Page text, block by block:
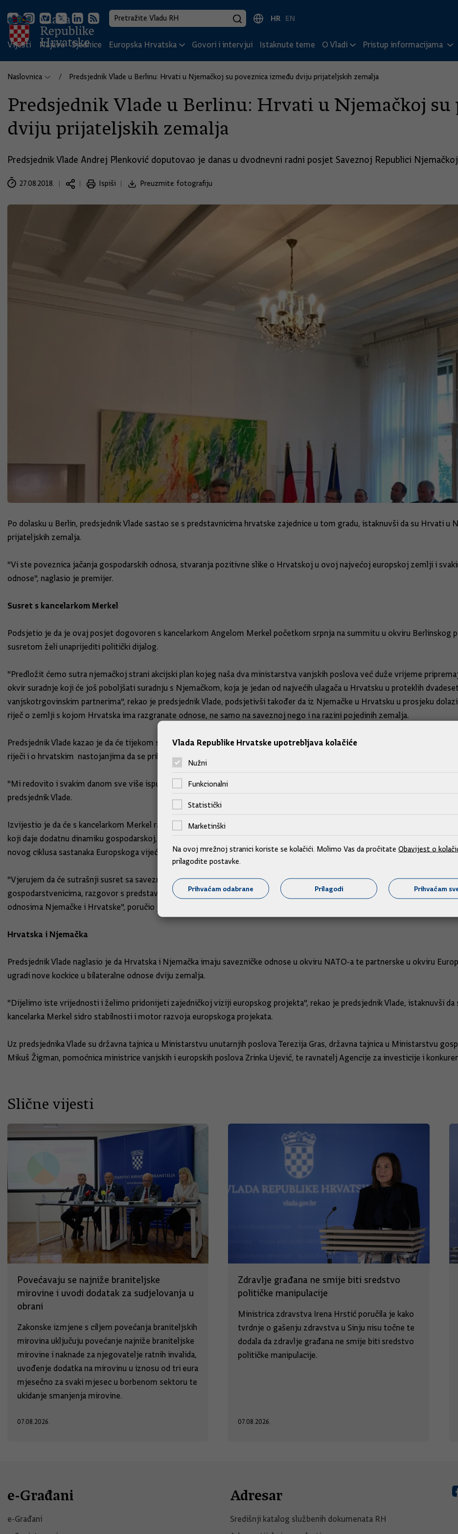
HR EN
Vijesti Najave Sjednice Europska Hrvatska Govori i intervjui Istaknute teme O Vladi Pristup informacijama
Naslovnica Predsjednik Vlade u Berlinu: Hrvati u Njemačkoj su poveznica između dviju prijateljskih zemalja
Predsjednik Vlade u Berlinu: Hrvati u Njemačkoj su
dviju prijateljskih zemalja
Predsjednik Vlade Andrej Plenković doputovao je danas u dvodnevni radni posjet Saveznoj Republici
27.08.2018. Ispiši Preuzmite fotografiju
Po dolasku u Berlin, predsjednik Vlade sastao se s predstavnicima hrvatske zajednice u tom gradu, istaknuvši da su Hrvati u
prijateljskih zemalja.
"Vi ste poveznica jačanja gospodarskih odnosa, stvaranja pozitivne slike o Hrvatskoj u ovoj najvećoj europskoj zemlji i
odnose", naglasio je premijer.
Susret s kancelarkom Merkel
Podsjetio je da je ovaj posjet dogovoren s kancelarkom Angelom Merkel početkom srpnja na summitu u okviru Berlinskog
susretom želi unaprijediti politički dijalog.
"Predložit ćemo sutra njemačkoj strani akcijski plan kojeg naša dva ministarstva vanjskih poslova već duže vrijeme
okvir suradnje koji će još poboljšati suradnju s Njemačkom, koja je jedan od najvećih ulagača u Hrvatsku u proteklih
vanjskotrgovinskim partnerima", rekao je predsjednik Vlade, podsjetivši također da iz Njemačke u Hrvatsku u prosjeku
riječ o zemlji s kojom Hrvatska ima razgranate odnose, ne samo na saveznoj nego i na razini pojedinih zemalja.
Predsjednik Vlade kazao je da će tijekom susreta razmotriti stanje i na jugoistoku Europe, istaknuvši važnim pitanje
riječi i o hrvatskim nastojanjima da se priključi Scgengenskom prostoru.
"Mi redovito i svakim danom sve više ispunjavamo sve tehničke kriterije da se donose politička odluka o toj tješnjoj
predsjednik Vlade.
Izvijestio je da će s kancelarkom Merkel razgovarati i o našim odnosima sa susjednim zemljama i ulozi Njemačke na tom
koji daje dodatnu dinamiku gospodarskoj, prometnoj i infrastrukturnoj suradnji u jugoistočnoj Europi, a dotaknut će se i
novog ciklusa sastanaka Europskoga vijeća.
"Vjerujem da će sutrašnji susret sa saveznom kancelarkom, ali i ministrom gospodarstva i energetike Peterom Altmeierom,
gospodarstvenicima, razgovor s predstavnicima njemačkih medija u Zakladi Springer te kasnije predavanje u Zakladi Konrad
odnosima Njemačke i Hrvatske", poručio je.
Hrvatska i Njemačka
Predsjednik Vlade naglasio je da Hrvatska i Njemačka imaju savezničke odnose u okviru NATO-a te partnerske u okviru
ugradi nove kockice u bilateralne odnose dviju zemalja.
"Dijelimo iste vrijednosti i želimo pridonijeti zajedničkoj viziji europskog projekta", rekao je predsjednik Vlade, istaknuvši da
kancelarka Merkel sidro stabilnosti i motor razvoja europskoga projekata.
Uz predsjednika Vlade su državna tajnica u Ministarstvu unutarnjih poslova Terezija Gras, državna tajnica u Ministarstvu
Mikuš Žigman, pomoćnica ministrice vanjskih i europskih poslova Zrinka Ujević, te ravnatelj Agencije za investicije i
Slične vijesti
Povećavaju se najniže braniteljske
mirovine i uvodi dodatak za sudjelovanja u
obrani
Zakonske izmjene s ciljem povećanja braniteljskih
mirovina uključuju povećanje najniže braniteljske
mirovine i naknade za njegovatelje ratnih invalida,
uvođenje dodatka na mirovinu u iznosu od tri eura
mjesečno za svaki mjesec u borbenom sektoru te
ukidanje smanjenja mirovine.
07.08.2026.
Zdravlje građana ne smije biti sredstvo
političke manipulacije
Ministrica zdravstva Irena Hrstić poručila je kako
tvrdnje o gašenju zdravstva u Sinju nisu točne te
dodala da zdravlje građana ne smije biti sredstvo
političke manipulacije.
07.08.2026.
e-Građani
e-Građani
Adresar
Središnji katalog službenih dokumenata RH
Vlada Republike Hrvatske upotrebljava kolačiće
Nužni
Funkcionalni
Statistički
Marketinški
Na ovoj mrežnoj stranici koriste se kolačići. Molimo Vas da pročitate Obavijest o
prilagodite postavke.
Prihvaćam odabrane Prilagodi Prihvaćam